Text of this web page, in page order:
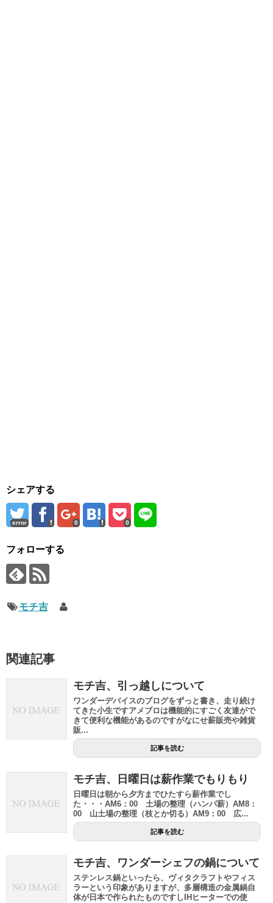
シェアする
error 0 0
フォローする
モチ吉
関連記事
モチ吉、引っ越しについて
ワンダーデバイスのブログをずっと書き、走り続け
てきた小生ですアメブロは機能的にすごく友達がで
きて便利な機能があるのですがなにせ薪販売や雑貨
販...
記事を読む
モチ吉、日曜日は薪作業でもりもり
日曜日は朝から夕方までひたすら薪作業でし
た・・・AM6：00 土場の整理（ハンパ薪）AM8：
00 山土場の整理（枝とか切る）AM9：00 広...
記事を読む
モチ吉、ワンダーシェフの鍋について
ステンレス鍋といったら、ヴィタクラフトやフィス
ラーという印象がありますが、多層構造の金属鍋自
体が日本で作られたものですしIHヒーターでの使